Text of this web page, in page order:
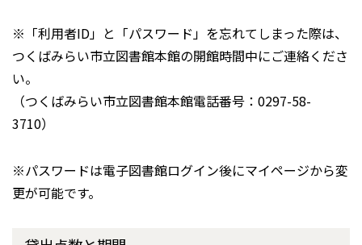
※「利用者ID」と「パスワード」を忘れてしまった際は、
つくばみらい市立図書館本館の開館時間中にご連絡くださ
い。
（つくばみらい市立図書館本館電話番号：0297-58-
3710）
※パスワードは電子図書館ログイン後にマイページから変
更が可能です。